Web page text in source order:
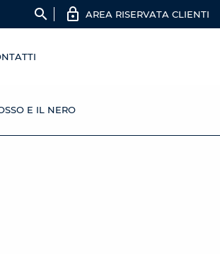
search AREA RISERVATA CLIENTI
E IL NERO